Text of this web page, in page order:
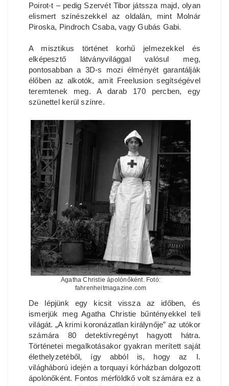
Poirot-t – pedig Szervét Tibor játssza majd, olyan
elismert színészekkel az oldalán, mint Molnár
Piroska, Pindroch Csaba, vagy Gubás Gabi.
A misztikus történet korhű jelmezekkel és
elképesztő látványvilággal valósul meg,
pontosabban a 3D-s mozi élményét garantálják
élőben az alkotók, amit Freelusion segítségével
teremtenek meg. A darab 170 percben, egy
szünettel kerül színre.
Agatha Christie ápolónőként. Fotó:
fahrenheitmagazine.com
De lépjünk egy kicsit vissza az időben, és
ismerjük meg Agatha Christie bűntényekkel teli
világát. „A krimi koronázatlan királynője” az utókor
számára 80 detektívregényt hagyott hátra.
Történetei megalkotásakor gyakran merített saját
élethelyzetéből, így abból is, hogy az I.
világháború idején a torquayi kórházban dolgozott
ápolónőként. Fontos mérföldkő volt számára ez a